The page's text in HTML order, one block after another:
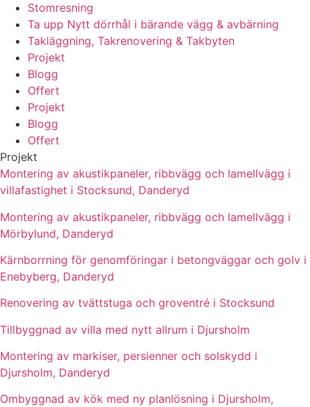
Stomresning
Ta upp Nytt dörrhål i bärande vägg & avbärning
Takläggning, Takrenovering & Takbyten
Projekt
Blogg
Offert
Projekt
Blogg
Offert
Projekt
Montering av akustikpaneler, ribbvägg och lamellvägg i
villafastighet i Stocksund, Danderyd
Montering av akustikpaneler, ribbvägg och lamellvägg i
Mörbylund, Danderyd
Kärnborrning för genomföringar i betongväggar och golv i
Enebyberg, Danderyd
Renovering av tvättstuga och groventré i Stocksund
Tillbyggnad av villa med nytt allrum i Djursholm
Montering av markiser, persienner och solskydd i
Djursholm, Danderyd
Ombyggnad av kök med ny planlösning i Djursholm,